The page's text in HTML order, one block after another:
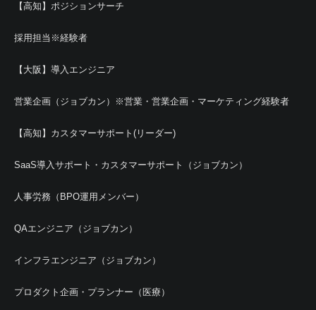
【高知】ポジションサーチ
採用担当※経験者
【大阪】導入エンジニア
営業企画（ジョブカン）※営業・営業企画・マーケティング経験者
【高知】カスタマーサポート(リーダー)
SaaS導入サポート・カスタマーサポート（ジョブカン）
人事労務（BPO運用メンバー）
QAエンジニア（ジョブカン）
インフラエンジニア（ジョブカン）
プロダクト企画・プランナー（医療）